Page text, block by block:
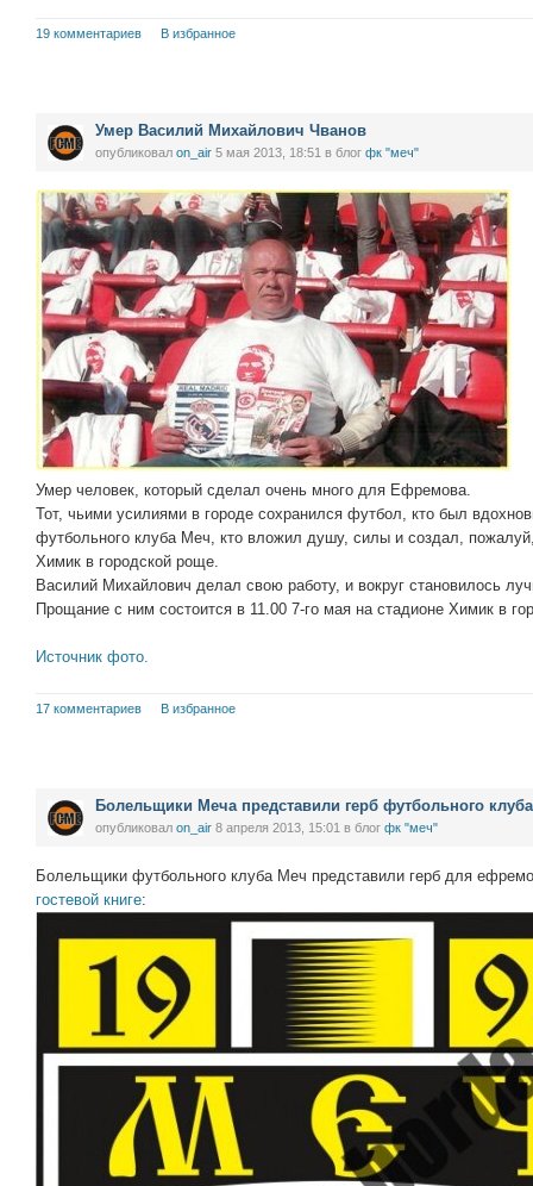
19 комментариев В избранное
Умер Василий Михайлович Чванов
опубликовал on_air 5 мая 2013, 18:51 в блог фк "меч"
Умер человек, который сделал очень много для Ефремова.
Тот, чьими усилиями в городе сохранился футбол, кто был
футбольного клуба Меч, кто вложил душу, силы и создал,
Химик в городской роще.
Василий Михайлович делал свою работу, и вокруг становилось
Прощание с ним состоится в 11.00 7-го мая на стадионе Химик в
Источник фото.
17 комментариев В избранное
Болельщики Меча представили герб футбольного
опубликовал on_air 8 апреля 2013, 15:01 в блог фк "меч"
Болельщики футбольного клуба Меч представили герб для
гостевой книге: